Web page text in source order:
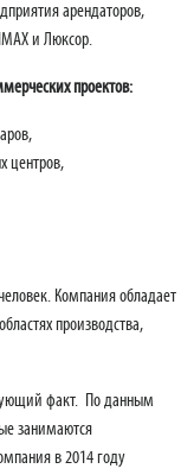
арендаторов,
и Люксор.
проектов:
центров,
Компания обладает
производства,
факт. По данным
занимаются
в 2014 году